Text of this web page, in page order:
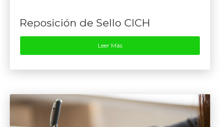
Reposición de Sello CICH
Leer Más